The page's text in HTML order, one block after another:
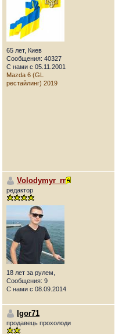
65 лет, Киев
Сообщения: 40327
С нами с 05.11.2001
Mazda 6 (GL
рестайлинг) 2019
Volodymyr_rr
редактор
18 лет за рулем,
Сообщения: 9
С нами с 08.09.2014
Igor71
продавець прохолоди